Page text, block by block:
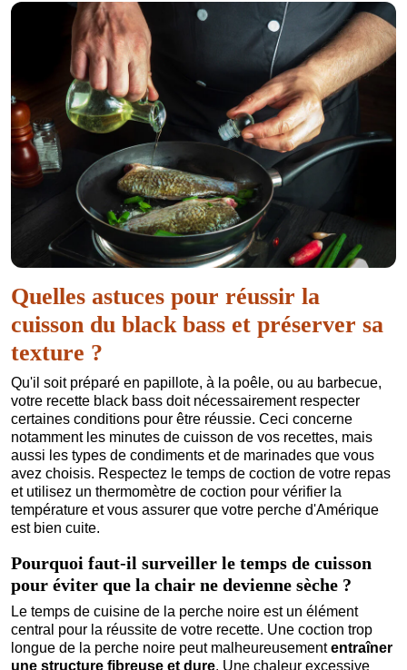
Quelles astuces pour réussir la
cuisson du black bass et préserver sa
texture ?
Qu'il soit préparé en papillote, à la poêle, ou au barbecue,
votre recette black bass doit nécessairement respecter
certaines conditions pour être réussie. Ceci concerne
notamment les minutes de cuisson de vos recettes, mais
aussi les types de condiments et de marinades que vous
avez choisis. Respectez le temps de coction de votre repas
et utilisez un thermomètre de coction pour vérifier la
température et vous assurer que votre perche d'Amérique
est bien cuite.
Pourquoi faut-il surveiller le temps de cuisson
pour éviter que la chair ne devienne sèche ?
Le temps de cuisine de la perche noire est un élément
central pour la réussite de votre recette. Une coction trop
longue de la perche noire peut malheureusemententraîner
une structure fibreuse et dure. Une chaleur excessive